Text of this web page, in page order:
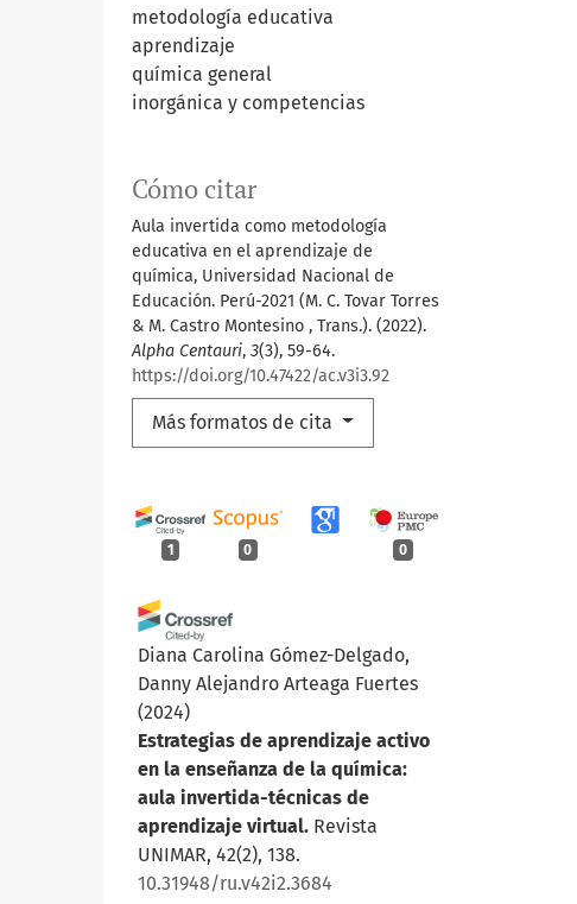
metodología educativa
aprendizaje
química general
inorgánica y competencias
Cómo citar
Aula invertida como metodología
educativa en el aprendizaje de
química, Universidad Nacional de
Educación. Perú-2021 (M. C. Tovar Torres
& M. Castro Montesino , Trans.). (2022).
Alpha Centauri, 3(3), 59-64.
https://doi.org/10.47422/ac.v3i3.92
Más formatos de cita
1 0 0
Diana Carolina Gómez-Delgado,
Danny Alejandro Arteaga Fuertes
(2024)
Estrategias de aprendizaje activo
en la enseñanza de la química:
aula invertida-técnicas de
aprendizaje virtual. Revista
UNIMAR, 42(2), 138.
10.31948/ru.v42i2.3684